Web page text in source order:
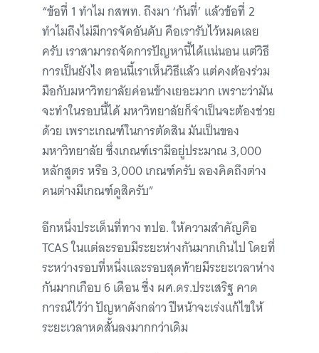
“ข้อที่ 1 ทำไม กสพท. ถึงมา ‘กันที่’ แล้วข้อที่ 2
ทำไมถึงไม่มีการจัดอันดับ คือเรารับไว้หมดเลย
ครับ เราสามารถจัดการปัญหานี้ได้แน่นอน แต่วิธี
การเป็นยังไง ตอนนี้เราเห็นวิธีแล้ว แต่คงต้องร่วม
มือกับมหาวิทยาลัยค่อนข้างเยอะมาก เพราะว่ามัน
จะทำในรอบนี้ได้ มหาวิทยาลัยก็จำเป็นจะต้องช่วย
ด้วย เพราะเกณฑ์ในการตัดสิน มันเป็นของ
มหาวิทยาลัย ซึ่งเกณฑ์เรามีอยู่ประมาณ 3,000
หลักสูตร หรือ 3,000 เกณฑ์ครับ ลองคิดถึงต่าง
คนต่างมีเกณฑ์ดูสิครับ”
อีกหนึ่งประเด็นที่ทาง ทปอ. ให้ความสำคัญคือ
TCAS ในแต่ละรอบมีระยะห่างกันมากเกินไป โดยที่
ระหว่างรอบที่หนึ่งและรอบสุดท้ายมีระยะเวลาห่าง
กันมากเกือบ 6 เดือน ซึ่ง ผศ.ดร.ประเสริฐ คาด
การณ์ไว้ว่า ปัญหาดังกล่าว ปีหน้าจะเร่งแก้ไขให้
ระยะเวลาหดสั้นลงมากกว่าเดิม